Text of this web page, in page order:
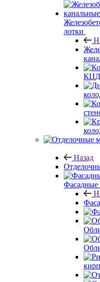
лотки
КЦД
Назад
Фасадные